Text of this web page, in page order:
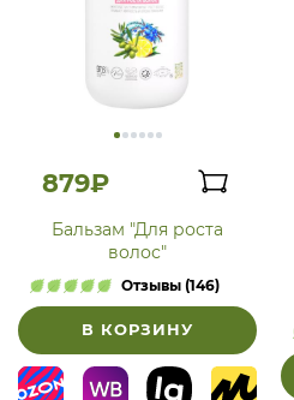
879₽
Бальзам "Для роста
волос"
Отзывы (146)
В КОРЗИНУ